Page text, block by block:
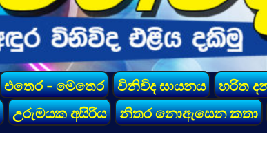
එතෙර - මෙතෙර විනිවිද සායනය හරිත
උරුමයක අසිරිය නිතර නොඇසෙන කතා